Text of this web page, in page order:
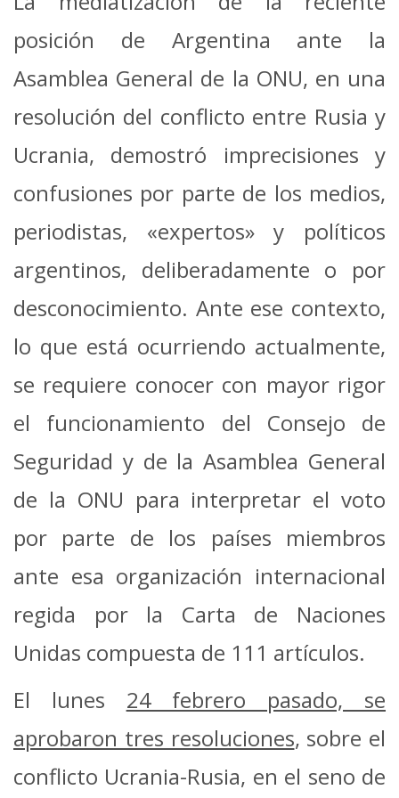
posición de Argentina ante la
Asamblea General de la ONU, en una
resolución del conflicto entre Rusia y
Ucrania, demostró imprecisiones y
confusiones por parte de los medios,
periodistas, «expertos» y políticos
argentinos, deliberadamente o por
desconocimiento. Ante ese contexto,
lo que está ocurriendo actualmente,
se requiere conocer con mayor rigor
el funcionamiento del Consejo de
Seguridad y de la Asamblea General
de la ONU para interpretar el voto
por parte de los países miembros
ante esa organización internacional
regida por la Carta de Naciones
Unidas compuesta de 111 artículos.
El lunes 24 febrero pasado, se
aprobaron tres resoluciones, sobre el
conflicto Ucrania-Rusia, en el seno de